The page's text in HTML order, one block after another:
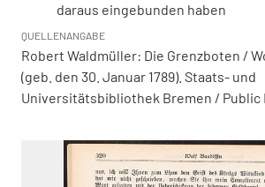
daraus eingebunden haben
QUELLENANGABE
Robert Waldmüller: Die Grenzboten /
(geb. den 30. Januar 1789). Staats- und
Universitätsbibliothek Bremen / Public